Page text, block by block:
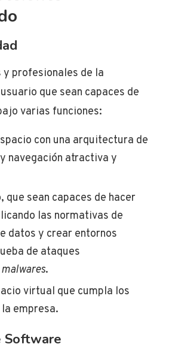
y profesionales de la
que sean capaces de
varias funciones:
con una arquitectura de
navegación atractiva y
que sean capaces de hacer
las normativas de
datos y crear entornos
de ataques
malwares.
virtual que cumpla los
empresa.
Software